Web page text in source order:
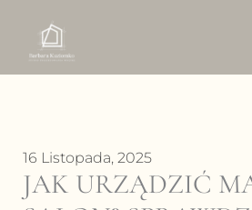
treści
16 Listopada, 2025
JAK URZĄDZIĆ